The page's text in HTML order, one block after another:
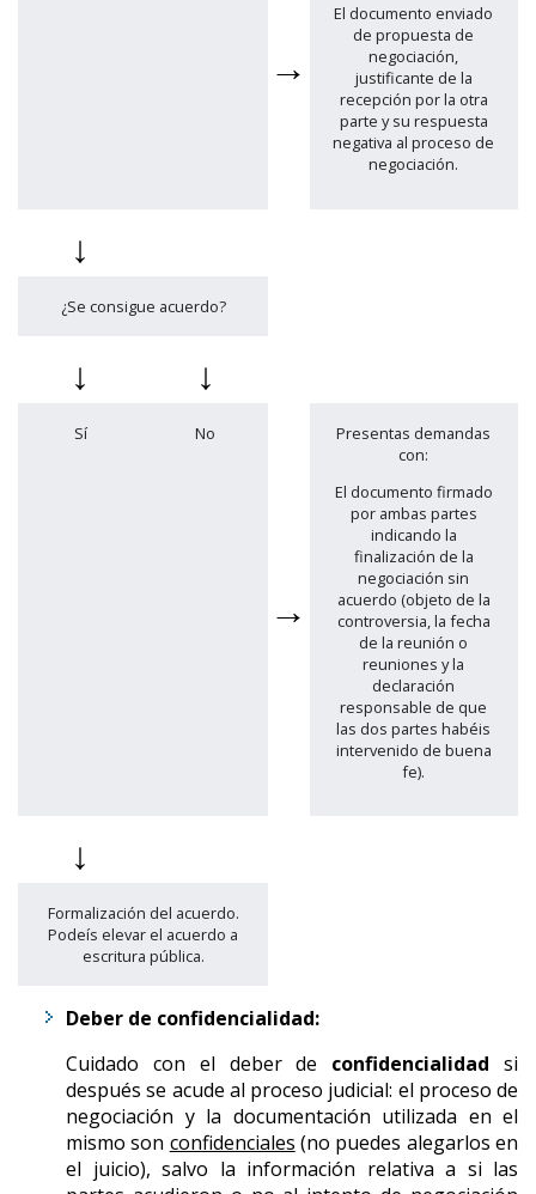
→
El documento enviado
de propuesta de
negociación,
justificante de la
recepción por la otra
parte y su respuesta
negativa al proceso de
negociación.
↓
¿Se consigue acuerdo?
↓ ↓
Sí No
→
Presentas demandas
con:
El documento firmado
por ambas partes
indicando la
finalización de la
negociación sin
acuerdo (objeto de la
controversia, la fecha
de la reunión o
reuniones y la
declaración
responsable de que
las dos partes habéis
intervenido de buena
fe).
↓
Formalización del acuerdo.
Podeís elevar el acuerdo a
escritura pública.
Deber de confidencialidad:
Cuidado con el deber de confidencialidadsi
después se acude al proceso judicial: el proceso de
negociación y la documentación utilizada en el
mismo son confidenciales (no puedes alegarlos en
el juicio), salvo la información relativa a si las